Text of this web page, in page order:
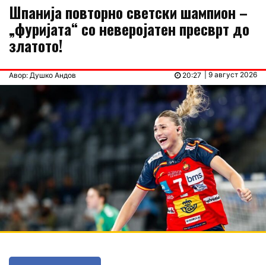
Шпанија повторно светски шампион –
„фуријата“ со неверојатен пресврт до
златото!
Авор: Душко Андов | 9 август 2026
20:27